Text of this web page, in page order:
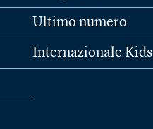
Ultimo numero
Internazionale Kids